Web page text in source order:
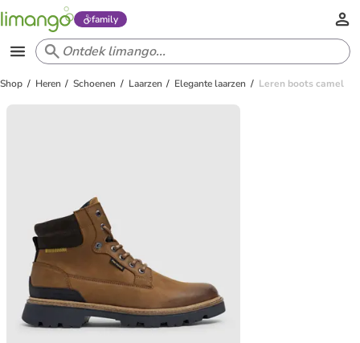
family
Shop Heren Schoenen Laarzen Elegante laarzen Leren boots camel